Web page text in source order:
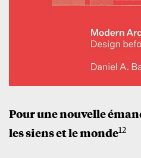
Pour une nouvelle
les siens et le monde12